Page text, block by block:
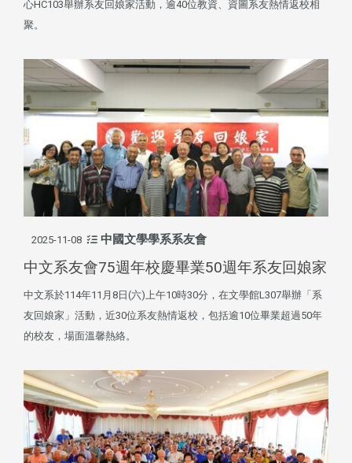
心HC103舉辦系友回娘家活動，逾40位教資、資圖系友熱情返校相
聚。
2025-11-08 中國文學學系系友會
中文系友會75週年校慶畢業50週年系友回娘家
中文系於114年11月8日(六)上午10時30分，在文學館L307舉辦「系
友回娘家」活動，近30位系友熱情返校，包括逾10位畢業超過50年
的校友，場面溫馨熱絡。